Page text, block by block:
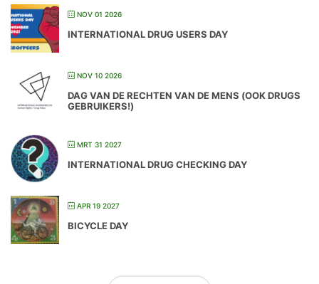
NOV 01 2026
INTERNATIONAL DRUG USERS DAY
NOV 10 2026
DAG VAN DE RECHTEN VAN DE MENS (OOK DRUGS
GEBRUIKERS!)
MRT 31 2027
INTERNATIONAL DRUG CHECKING DAY
APR 19 2027
BICYCLE DAY